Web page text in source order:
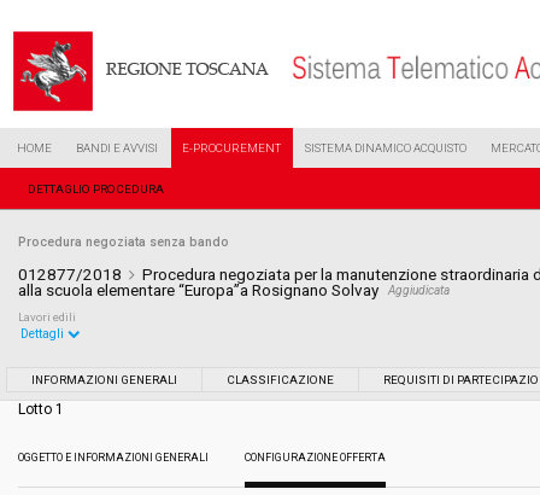
HOME BANDI E AVVISI E-PROCUREMENT SISTEMA DINAMICO ACQUISTO
DETTAGLIO PROCEDURA
Procedura negoziata senza bando
012877/2018
Procedura negoziata per la manutenzione straordinaria
alla scuola elementare “Europa”a Rosignano Solvay
Aggiudicata
Lavori edili
Tipo di contratto:
13/06/2018 11:42
Dettagli
INFORMAZIONI GENERALI CLASSIFICAZIONE REQUISITI DI
Lotto 1
OGGETTO E INFORMAZIONI GENERALI CONFIGURAZIONE OFFERTA